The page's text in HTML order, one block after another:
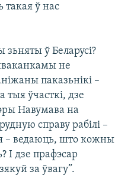
такая ў нас
ў Беларусі?
не
паказьнікі –
ўчасткі, дзе
Навумава на
справу рабілі –
– ведаюць, што кожны
І дзе прафэсар
за ўвагу”.